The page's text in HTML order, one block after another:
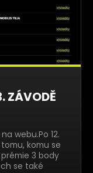
ZÁVODĚ
webu.Po 12.
komu se
3 body
se také